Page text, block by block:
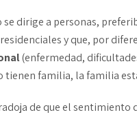
se dirige a personas,
y que, por
(enfermedad,
tienen familia, la familia
de que el